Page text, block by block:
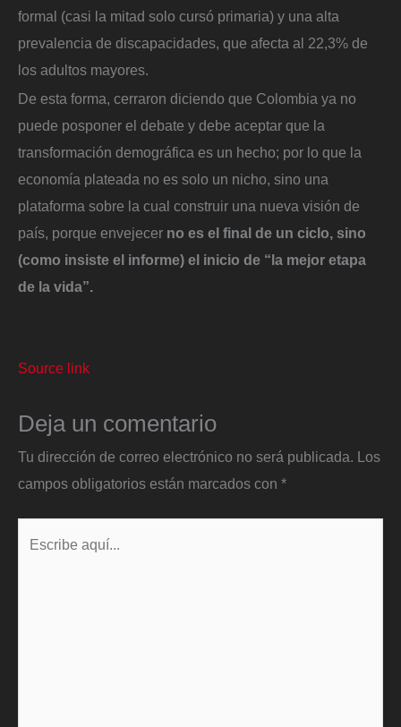
formal (casi la mitad solo cursó primaria) y una alta
prevalencia de discapacidades, que afecta al 22,3% de
los adultos mayores.
De esta forma, cerraron diciendo que Colombia ya no
puede posponer el debate y debe aceptar que la
transformación demográfica es un hecho; por lo que la
economía plateada no es solo un nicho, sino una
plataforma sobre la cual construir una nueva visión de
país, porque envejecer no es el final de un ciclo, sino
(como insiste el informe) el inicio de “la mejor etapa
de la vida”.
Source link
Deja un comentario
Tu dirección de correo electrónico no será publicada. Los
campos obligatorios están marcados con *